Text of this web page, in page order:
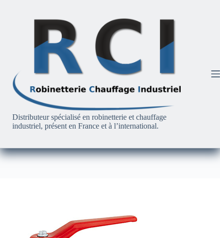
Distributeur spécialisé en robinetterie et chauffage
industriel, présent en France et à l’international.